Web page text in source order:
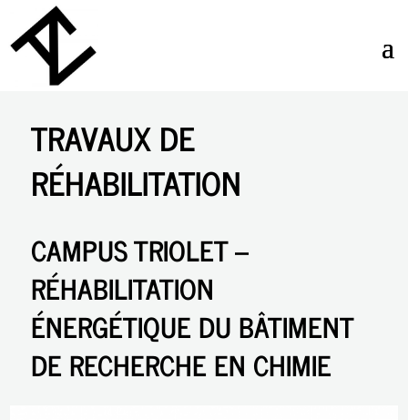
TRAVAUX DE
RÉHABILITATION
CAMPUS TRIOLET –
RÉHABILITATION
ÉNERGÉTIQUE DU BÂTIMENT
DE RECHERCHE EN CHIMIE